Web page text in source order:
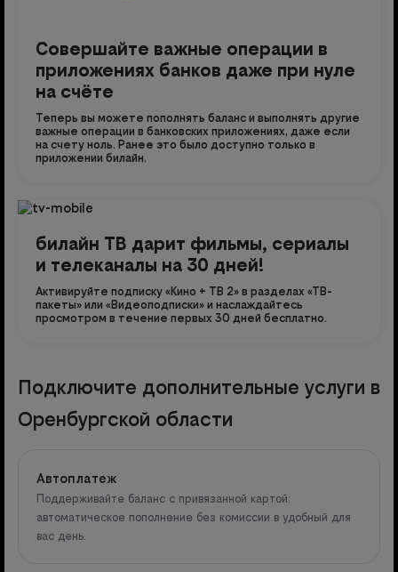
Совершайте важные операции в
приложениях банков даже при нуле
на счёте
Теперь вы можете пополнять баланс и выполнять другие
важные операции в банковских приложениях, даже если
на счету ноль. Ранее это было доступно только в
приложении билайн.
билайн ТВ дарит фильмы, сериалы
и телеканалы на 30 дней!
Активируйте подписку «Кино + ТВ 2» в разделах «ТВ-
пакеты» или «Видеоподписки» и наслаждайтесь
просмотром в течение первых 30 дней бесплатно.
Подключите дополнительные услуги в
Оренбургской области
Автоплатеж
Поддерживайте баланс с привязанной картой:
автоматическое пополнение без комиссии в удобный для
вас день.